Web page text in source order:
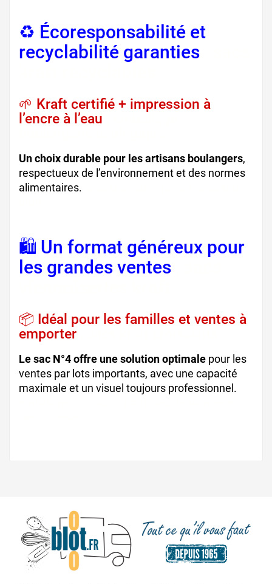
♻️ Écoresponsabilité et
recyclabilité garanties
🌱 Kraft certifié + impression à
l’encre à l’eau
Un choix durable pour les artisans boulangers,
respectueux de l’environnement et des normes
alimentaires.
🛍️ Un format généreux pour
les grandes ventes
📦 Idéal pour les familles et ventes à
emporter
Le sac N°4 offre une solution optimale pour les
ventes par lots importants, avec une capacité
maximale et un visuel toujours professionnel.